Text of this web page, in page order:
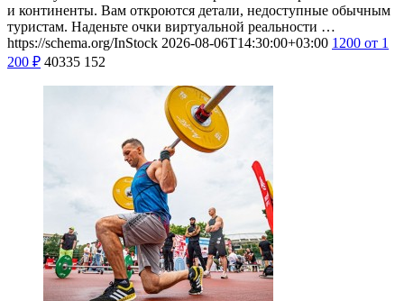
и континенты. Вам откроются детали, недоступные обычным
туристам. Наденьте очки виртуальной реальности …
https://schema.org/InStock 2026-08-06T14:30:00+03:00 1200 от 1
200 ₽ 40335 152